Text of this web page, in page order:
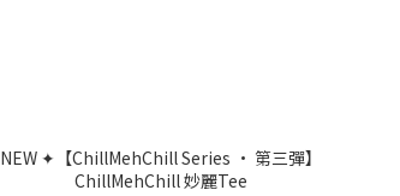
NEW ✦【ChillMehChill Series • 第三彈】
ChillMehChill 妙麗Tee